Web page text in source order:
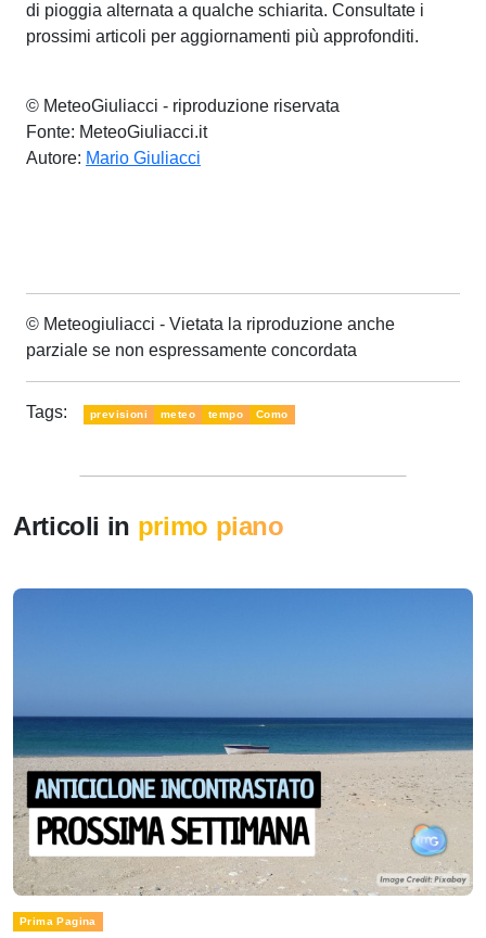
di pioggia alternata a qualche schiarita. Consultate i
prossimi articoli per aggiornamenti più approfonditi.
© MeteoGiuliacci - riproduzione riservata
Fonte: MeteoGiuliacci.it
Autore: Mario Giuliacci
© Meteogiuliacci - Vietata la riproduzione anche
parziale se non espressamente concordata
Tags: previsioni meteo tempo Como
Articoli in primo piano
Prima Pagina